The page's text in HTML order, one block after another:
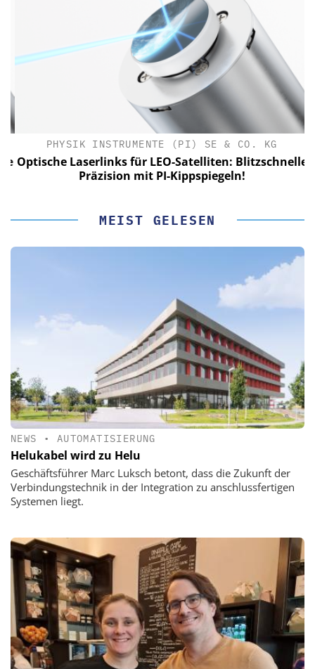
PHYSIK INSTRUMENTE (PI) SE & CO. KG
Optische Laserlinks für LEO-Satelliten: Blitzschnelle
Präzision mit PI-Kippspiegeln!
MEIST GELESEN
NEWS • AUTOMATISIERUNG
Helukabel wird zu Helu
Geschäftsführer Marc Luksch betont, dass die Zukunft der
Verbindungstechnik in der Integration zu anschlussfertigen
Systemen liegt.